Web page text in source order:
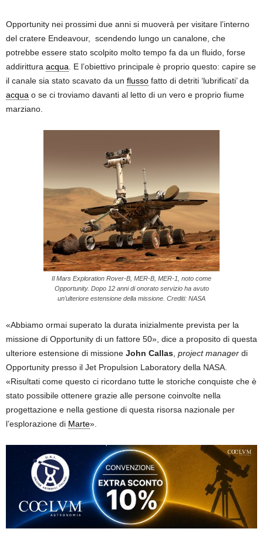
Opportunity nei prossimi due anni si muoverà per visitare l’interno
del cratere Endeavour, scendendo lungo un canalone, che
potrebbe essere stato scolpito molto tempo fa da un fluido, forse
addirittura acqua . E l’obiettivo principale è proprio questo: capire se
il canale sia stato scavato da un flusso fatto di detriti ‘lubrificati’ da
acqua o se ci troviamo davanti al letto di un vero e proprio fiume
marziano.
Il Mars Exploration Rover-B, MER-B, MER-1, noto come
Opportunity. Dopo 12 anni di onorato servizio ha avuto
un’ulteriore estensione della missione. Crediti: NASA
«Abbiamo ormai superato la durata inizialmente prevista per la
missione di Opportunity di un fattore 50», dice a proposito di questa
ulteriore estensione di missione John Callas project manager di
Opportunity presso il Jet Propulsion Laboratory della NASA.
«Risultati come questo ci ricordano tutte le storiche conquiste che è
stato possibile ottenere grazie alle persone coinvolte nella
progettazione e nella gestione di questa risorsa nazionale per
l’esplorazione di Marte».